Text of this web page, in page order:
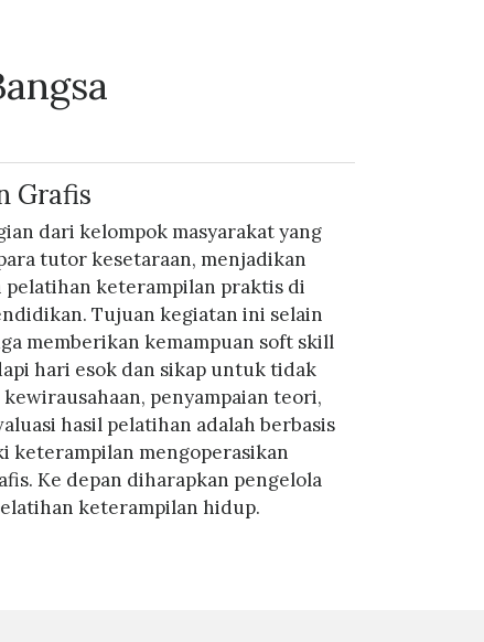
Grafis
dari kelompok masyarakat yang
tutor kesetaraan, menjadikan
keterampilan praktis di
Tujuan kegiatan ini selain
memberikan kemampuan soft skill
hari esok dan sikap untuk tidak
penyampaian teori,
hasil pelatihan adalah berbasis
keterampilan mengoperasikan
Ke depan diharapkan pengelola
keterampilan hidup.